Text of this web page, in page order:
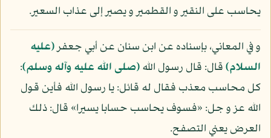
يحاسب على النقير و القطمير و يصير إلى عذاب السعير.
و في المعاني، بإسناده عن ابن سنان عن أبي جعفر(عليه
السلام)قال: قال رسول الله(صلى الله عليه وآله وسلم):
كل محاسب معذب فقال له قائل: يا رسول الله فأين قول
الله عز و جل: «فسوف يحاسب حسابا يسيرا» قال: ذلك
العرض يعني التصفح.